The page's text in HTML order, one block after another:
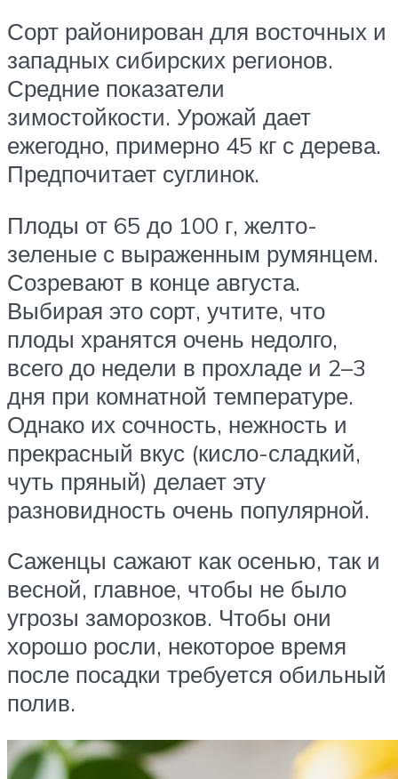
Сорт районирован для восточных и
западных сибирских регионов.
Средние показатели
зимостойкости. Урожай дает
ежегодно, примерно 45 кг с дерева.
Предпочитает суглинок.
Плоды от 65 до 100 г, желто-
зеленые с выраженным румянцем.
Созревают в конце августа.
Выбирая это сорт, учтите, что
плоды хранятся очень недолго,
всего до недели в прохладе и 2–3
дня при комнатной температуре.
Однако их сочность, нежность и
прекрасный вкус (кисло-сладкий,
чуть пряный) делает эту
разновидность очень популярной.
Саженцы сажают как осенью, так и
весной, главное, чтобы не было
угрозы заморозков. Чтобы они
хорошо росли, некоторое время
после посадки требуется обильный
полив.